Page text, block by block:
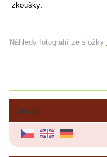
zkoušky:
Náhledy fotografií ze složky
Jazyky